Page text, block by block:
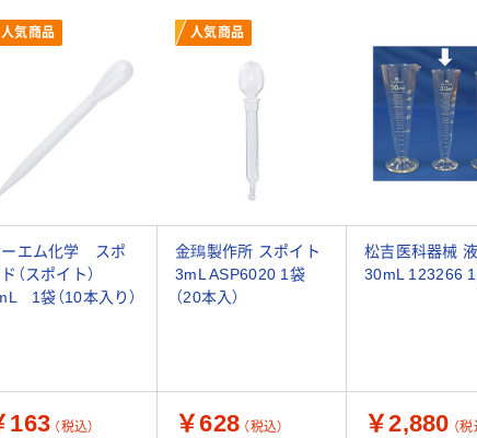
人気商品 人気商品
ーエム化学 スポ
（スポイト）
1袋（10本入り）
金鵄製作所 スポイト
3mL ASP6020 1袋
（20本入）
松吉医科器械
30mL 123266
163 （税込） ￥628 （税込） ￥2,880 （税